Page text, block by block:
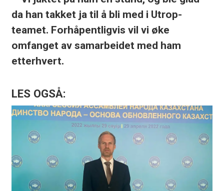
da han takket ja til å bli med i Utrop-
teamet. Forhåpentligvis vil vi øke
omfanget av samarbeidet med ham
etterhvert.
LES OGSÅ: